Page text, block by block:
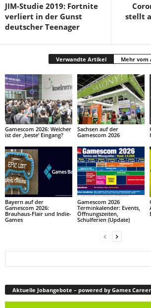
JIM-Studie 2019: Fortnite
verliert in der Gunst
deutscher Teenager
stellt
Verwandte Artikel Mehr vom
Gamescom 2026: Welcher
ist der ‚beste‘ Eingang?
Sachsen auf der
Gamescom 2026
Bayern auf der
Gamescom 2026:
Brauhaus-Flair und Indie-
Games
Gamescom 2026
Terminkalender: Events,
Öffnungszeiten,
Schulferien (Update)
Aktuelle Jobangebote – powered by Games Career